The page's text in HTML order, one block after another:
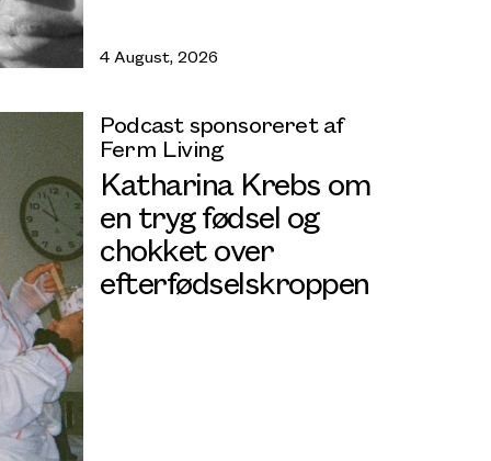
4 August, 2026
Podcast sponsoreret af
Ferm Living
Katharina Krebs om
en tryg fødsel og
chokket over
efterfødselskroppen